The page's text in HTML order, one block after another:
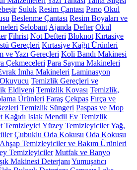
Suluk Resim Çantası Pano Okul
Beslenme Çantası Resim Boyaları ve
Selobant Ajanda Defter Okul
Fihrist Not Defteri Bloknot Kırtasiye
Gereçleri Kırtasiye Kağıt Ürünleri
ve Yazı Gereçleri Koli Bandı Makinesi
Çekmeceleri Para Sayma Makineleri
İmha Makineleri Laminasyon
Temizlik Gereçleri ve
Eldiveni Temizlik Kovası Temizlik,
Ürünleri Faraş Çekpas Fırça ve
Temizlik Süngeri Paspas ve Mop
Kağıdı Islak Mendil Ev Temizlik
Temizleyici Yüzey TemizleyicilerYağ,
Çubuklu Oda Kokusu Oda Kokusu
Ahşap Temizleyiciler ve Bakım Ürünleri
Temizleyiciler Mutfak ve Banyo
Makinesi Deterjanı Yumuşatıcı